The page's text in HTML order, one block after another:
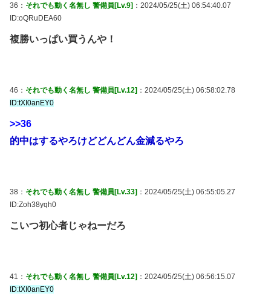
36： それでも動く名無し 警備員[Lv.9] ：2024/05/25(土) 06:54:40.07
ID:oQRuDEA60
複勝いっぱい買うんや！
46： それでも動く名無し 警備員[Lv.12] ：2024/05/25(土) 06:58:02.78
ID:tXI0anEY0
>>36
的中はするやろけどどんどん金減るやろ
38： それでも動く名無し 警備員[Lv.33] ：2024/05/25(土) 06:55:05.27
ID:Zoh38yqh0
こいつ初心者じゃねーだろ
41： それでも動く名無し 警備員[Lv.12] ：2024/05/25(土) 06:56:15.07
ID:tXI0anEY0